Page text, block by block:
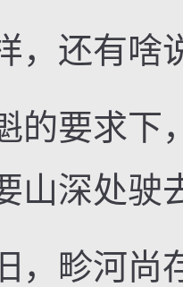
还有啥
要求下
山深处驶
畛河尚